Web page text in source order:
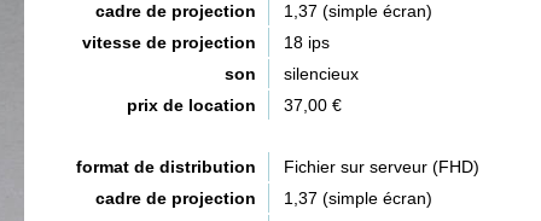
cadre de projection
1,37 (simple écran)
vitesse de projection
18 ips
son
silencieux
prix de location
37,00 €
format de distribution
Fichier sur serveur (FHD)
cadre de projection
1,37 (simple écran)